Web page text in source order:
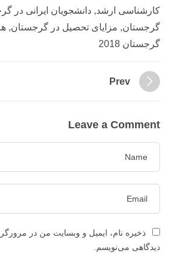
کارشناسی ارشد, دانشجویان ایرانی در
گرجستان, مزایای تحصیل در گرجستان,
گرجستان 2018
Prev
Leave a Comment
ذخیره نام، ایمیل و وبسایت من در
دیدگاهی می‌نویسم.